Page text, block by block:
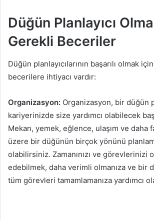
Düğün Planlayıcı
Gerekli Beceriler
Düğün planlayıcılarının başarılı olmak
becerilere ihtiyacı vardır:
Organizasyon: Organizasyon, bir düğün
kariyerinizde size yardımcı olabilecek
Mekan, yemek, eğlence, ulaşım ve daha
üzere bir düğünün birçok yönünü
olabilirsiniz. Zamanınızı ve görevlerinizi
edebilmek, daha verimli olmanıza ve bir
tüm görevleri tamamlamanıza yardımcı